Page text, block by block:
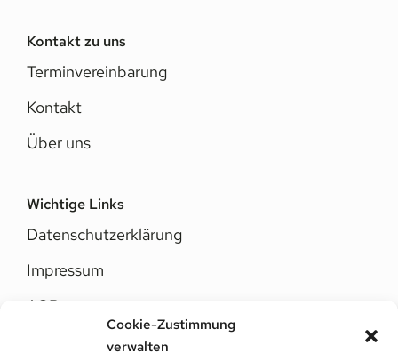
Cookie-Zustimmung
verwalten
Kontakt zu uns
Terminvereinbarung
Kontakt
Über uns
Wichtige Links
Datenschutzerklärung
Impressum
AGB
Cookie-Richtlinie